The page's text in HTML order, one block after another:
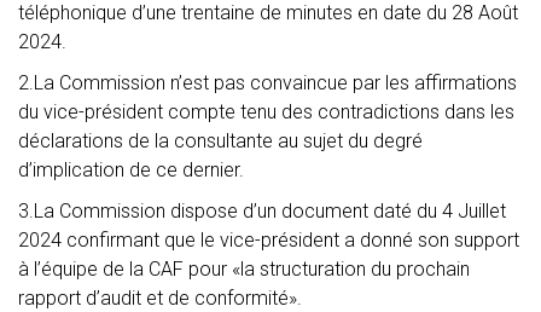
téléphonique d’une trentaine de minutes en date du 28 Août
2024.
2.La Commission n’est pas convaincue par les affirmations
du vice-président compte tenu des contradictions dans les
déclarations de la consultante au sujet du degré
d’implication de ce dernier.
3.La Commission dispose d’un document daté du 4 Juillet
2024 confirmant que le vice-président a donné son support
à l’équipe de la CAF pour «la structuration du prochain
rapport d’audit et de conformité».